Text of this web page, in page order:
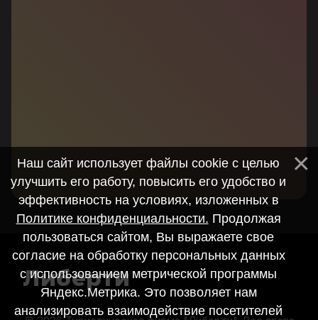
Либерти
Наш сайт использует файлы cookie с целью
улучшить его работу, повысить его удобство и
эффективность на условиях, изложенных в
Политике конфиденциальности. Продолжая
пользоваться сайтом, Вы выражаете свое
согласие на обработку персональных данных
с использованием метрической программы
Яндекс.Метрика. Это позволяет нам
анализировать взаимодействие посетителей